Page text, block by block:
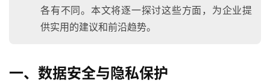
各有不同。本文将逐一探讨这些方面，为企业提
供实用的建议和前沿趋势。
一、数据安全与隐私保护